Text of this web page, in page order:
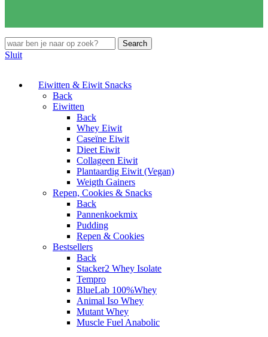
Search
Sluit
Eiwitten & Eiwit Snacks
Back
Eiwitten
Back
Whey Eiwit
Caseïne Eiwit
Dieet Eiwit
Collageen Eiwit
Plantaardig Eiwit (Vegan)
Weigth Gainers
Repen, Cookies & Snacks
Back
Pannenkoekmix
Pudding
Repen & Cookies
Bestsellers
Back
Stacker2 Whey Isolate
Tempro
BlueLab 100%Whey
Animal Iso Whey
Mutant Whey
Muscle Fuel Anabolic